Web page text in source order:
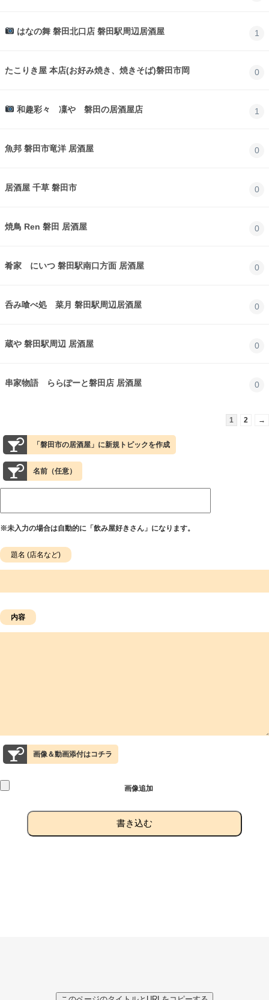
はなの舞 磐田北口店 磐田駅周辺居酒屋 1
たこりき屋 本店(お好み焼き、焼きそば)磐田市岡 0
和趣彩々 凜や 磐田の居酒屋店 1
魚邦 磐田市竜洋 居酒屋 0
居酒屋 千草 磐田市 0
焼鳥 Ren 磐田 居酒屋 0
肴家 にいつ 磐田駅南口方面 居酒屋 0
呑み喰べ処 菜月 磐田駅周辺居酒屋 0
蔵や 磐田駅周辺 居酒屋 0
串家物語 ららぽーと磐田店 居酒屋 0
1 2 →
「磐田市の居酒屋」に新規トピックを作成
名前（任意）
※未入力の場合は自動的に「飲み屋好きさん」になります。
画像＆動画添付はコチラ
画像追加
書き込む